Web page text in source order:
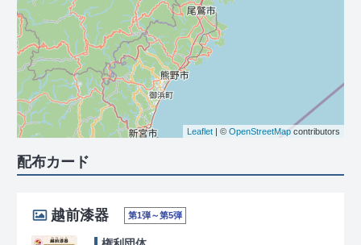
Leaflet | © OpenStreetMap contributors
配布カード
越前漆器 第1弾～第5弾